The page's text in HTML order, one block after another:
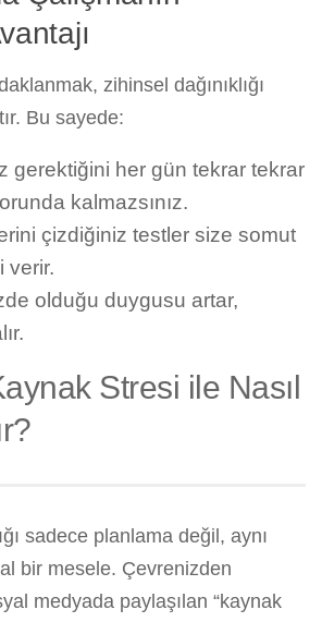
zihinsel dağınıklığı
Bu sayede:
gerektiğini her gün tekrar tekrar
kalmazsınız.
çizdiğiniz testler size somut
verir.
olduğu duygusu artar,
Stresi ile Nasıl
sadece planlama değil, aynı
bir mesele. Çevrenizden
medyada paylaşılan “kaynak